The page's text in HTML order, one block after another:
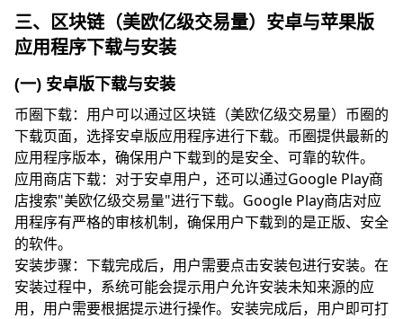
三、区块链（美欧亿级交易量）安卓与苹果版
应用程序下载与安装
(一) 安卓版下载与安装
币圈下载：用户可以通过区块链（美欧亿级交易量）币圈的
下载页面，选择安卓版应用程序进行下载。币圈提供最新的
应用程序版本，确保用户下载到的是安全、可靠的软件。
应用商店下载：对于安卓用户，还可以通过Google Play商
店搜索"美欧亿级交易量"进行下载。Google Play商店对应
用程序有严格的审核机制，确保用户下载到的是正版、安全
的软件。
安装步骤：下载完成后，用户需要点击安装包进行安装。在
安装过程中，系统可能会提示用户允许安装未知来源的应
用，用户需要根据提示进行操作。安装完成后，用户即可打